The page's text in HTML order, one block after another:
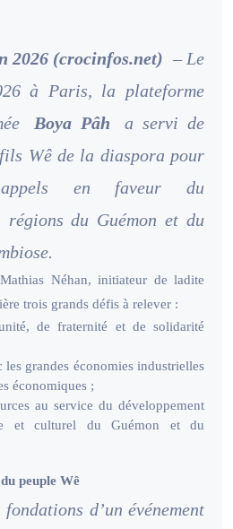
2026 (crocinfos.net) – Le
à Paris, la plateforme
Boya Pâh
a servi de
Wê de la diaspora pour
en faveur du
régions du Guémon et du
Néhan, initiateur de ladite
trois grands défis à relever :
de fraternité et de solidarité
les grandes économies industrielles
économiques ;
au service du développement
et culturel du Guémon et du
peuple Wê
d’un événement